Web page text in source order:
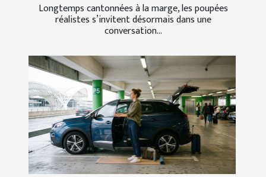
Longtemps cantonnées à la marge, les poupées
réalistes s’invitent désormais dans une
conversation...